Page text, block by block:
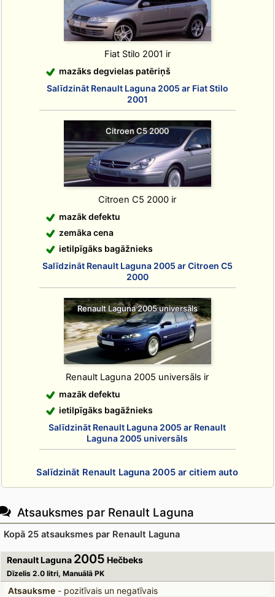
Fiat Stilo 2001 ir
mazāks degvielas patēriņš
Salīdzināt Renault Laguna 2005 ar Fiat Stilo
2001
Citroen C5 2000
Citroen C5 2000 ir
mazāk defektu
zemāka cena
ietilpīgāks bagāžnieks
Salīdzināt Renault Laguna 2005 ar Citroen C5
2000
Renault Laguna 2005 universāls
Renault Laguna 2005 universāls ir
mazāk defektu
ietilpīgāks bagāžnieks
Salīdzināt Renault Laguna 2005 ar Renault
Laguna 2005 universāls
Salīdzināt Renault Laguna 2005 ar citiem auto
Atsauksmes par Renault Laguna
Kopā 25 atsauksmes par Renault Laguna
Renault Laguna 2005 Hečbeks
Dīzelis 2.0 litri, Manuālā PK
Atsauksme- pozitīvais un negatīvais